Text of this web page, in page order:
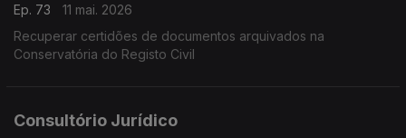
Ep. 73
11 mai. 2026
Recuperar certidões de documentos arquivados na
Conservatória do Registo Civil
Consultório Jurídico